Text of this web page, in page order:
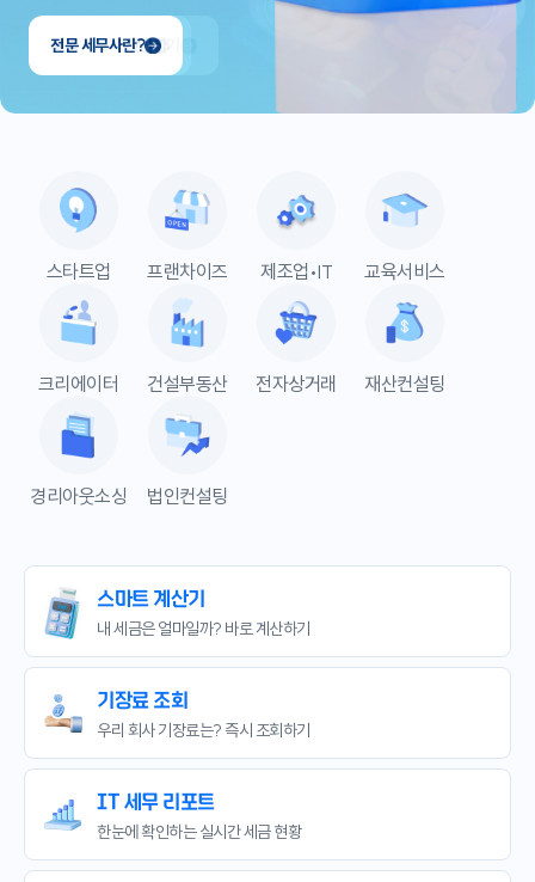
전문 세무사란?
스마트 계산기
내 세금은 얼마일까? 바로 계산하기
기장료 조회
우리 회사 기장료는? 즉시 조회하기
IT 세무 리포트
한눈에 확인하는실시간 세금 현황
스타트업 프랜차이즈 제조업•IT 교육서비스
크리에이터 건설부동산 전자상거래 재산컨설팅
경리아웃소싱 법인컨설팅